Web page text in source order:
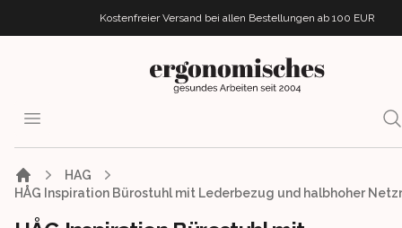
Kostenfreier Versand bei allen Bestellungen ab 100 EUR
ergonomisches.de
Open menu
HAG
HÅG Inspiration Bürostuhl mit Lederbezug und halbhoher